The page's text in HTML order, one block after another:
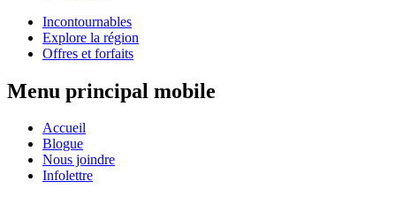
Incontournables
Explore la région
Offres et forfaits
Menu principal mobile
Accueil
Blogue
Nous joindre
Infolettre